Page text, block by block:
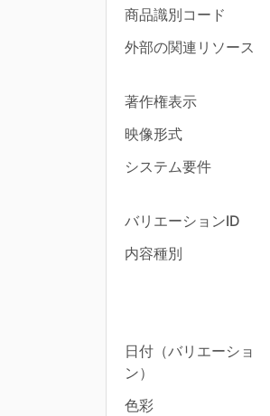
商品識別コード
外部の関連リソース
著作権表示
映像形式
システム要件
バリエーションID
内容種別
日付（バリエーショ
ン）
色彩